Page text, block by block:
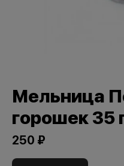
Мельница
горошек 35
250 ₽